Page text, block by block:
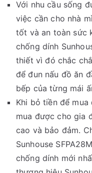
Với nhu cầu sống
việc cần cho nhà
tốt và an toàn sức
chống dính
thiết vì đó chắc
để đun nấu đồ ăn
bếp của từng mái
Khi bỏ tiền để
mua được cho gia
cao và bảo đảm.
Sunhouse
chống dính mới